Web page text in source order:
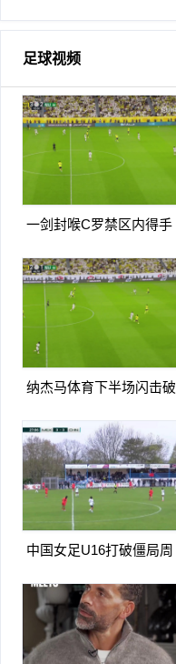
足球视频
一剑封喉C罗禁区内得手
967球
纳杰马体育下半场闪击破
手
中国女足U16打破僵局周
角破门